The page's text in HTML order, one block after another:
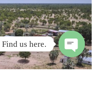
Find us here.
Open
chaty